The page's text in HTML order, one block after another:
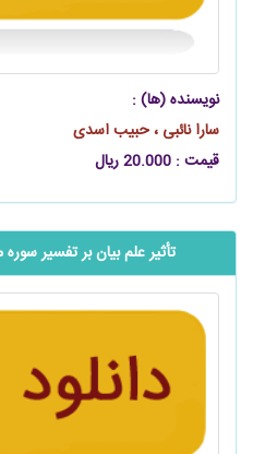
نویسنده (ها) :
سارا نائبی ، حبیب اسدی
قیمت : 20.000 ریال
تأثیر علم بیان بر تفسیر